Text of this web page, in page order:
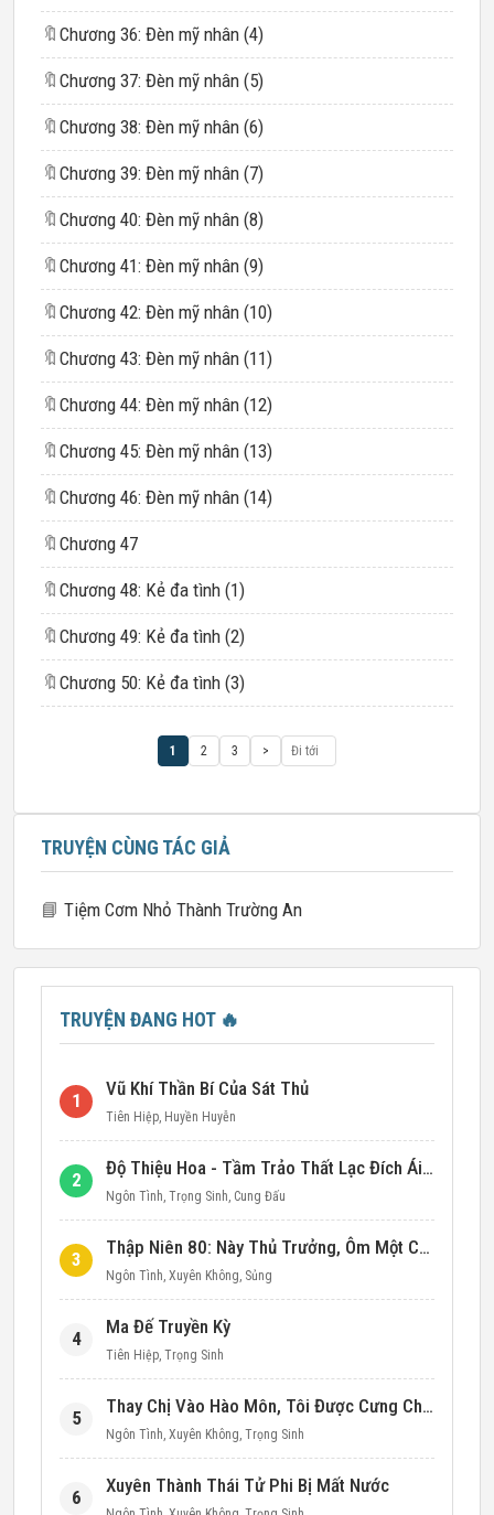
🔖 Chương 36: Đèn mỹ nhân (4)
🔖 Chương 37: Đèn mỹ nhân (5)
🔖 Chương 38: Đèn mỹ nhân (6)
🔖 Chương 39: Đèn mỹ nhân (7)
🔖 Chương 40: Đèn mỹ nhân (8)
🔖 Chương 41: Đèn mỹ nhân (9)
🔖 Chương 42: Đèn mỹ nhân (10)
🔖 Chương 43: Đèn mỹ nhân (11)
🔖 Chương 44: Đèn mỹ nhân (12)
🔖 Chương 45: Đèn mỹ nhân (13)
🔖 Chương 46: Đèn mỹ nhân (14)
🔖 Chương 47
🔖 Chương 48: Kẻ đa tình (1)
🔖 Chương 49: Kẻ đa tình (2)
🔖 Chương 50: Kẻ đa tình (3)
1 2 3 >
TRUYỆN CÙNG TÁC GIẢ
📘 Tiệm Cơm Nhỏ Thành Trường An
TRUYỆN ĐANG HOT 🔥
1
Vũ Khí Thần Bí Của Sát Thủ
Tiên Hiệp, Huyền Huyễn
2
Độ Thiệu Hoa - Tầm Trảo Thất Lạc Đích Ái Tình
Ngôn Tình, Trọng Sinh, Cung Đấu
3
Thập Niên 80: Này Thủ Trưởng, Ôm Một Cái Đi!
Ngôn Tình, Xuyên Không, Sủng
4
Ma Đế Truyền Kỳ
Tiên Hiệp, Trọng Sinh
5
Thay Chị Vào Hào Môn, Tôi Được Cưng Chiều Hết Mực (Thập Niên 90)
Ngôn Tình, Xuyên Không, Trọng Sinh
6
Xuyên Thành Thái Tử Phi Bị Mất Nước